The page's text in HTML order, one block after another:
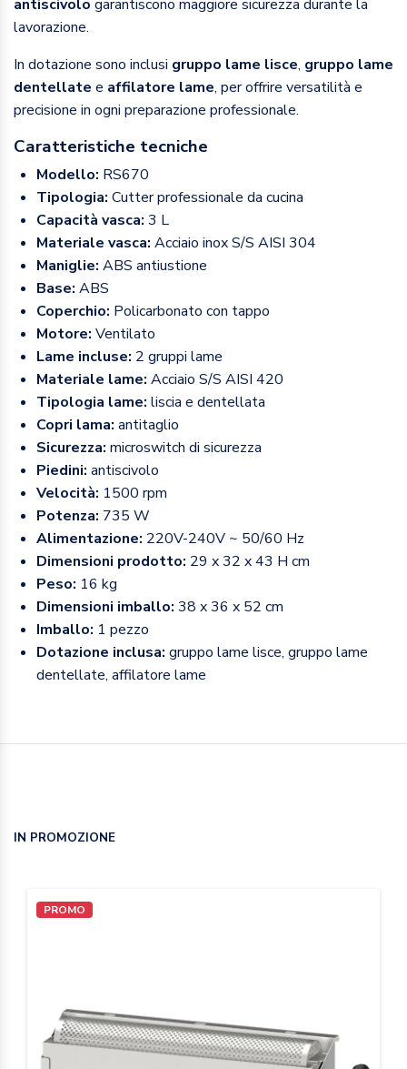
antiscivolo garantiscono maggiore sicurezza durante la
lavorazione.
In dotazione sono inclusi gruppo lame lisce, gruppo lame
dentellate e affilatore lame, per offrire versatilità e
precisione in ogni preparazione professionale.
Caratteristiche tecniche
Modello: RS670
Tipologia: Cutter professionale da cucina
Capacità vasca: 3 L
Materiale vasca: Acciaio inox S/S AISI 304
Maniglie: ABS antiustione
Base: ABS
Coperchio: Policarbonato con tappo
Motore: Ventilato
Lame incluse: 2 gruppi lame
Materiale lame: Acciaio S/S AISI 420
Tipologia lame: liscia e dentellata
Copri lama: antitaglio
Sicurezza: microswitch di sicurezza
Piedini: antiscivolo
Velocità: 1500 rpm
Potenza: 735 W
Alimentazione: 220V-240V ~ 50/60 Hz
Dimensioni prodotto: 29 x 32 x 43 H cm
Peso: 16 kg
Dimensioni imballo: 38 x 36 x 52 cm
Imballo: 1 pezzo
Dotazione inclusa: gruppo lame lisce, gruppo lame
dentellate, affilatore lame
IN PROMOZIONE
PROMO